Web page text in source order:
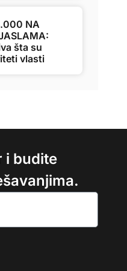
NA
šta su
vlasti
i budite